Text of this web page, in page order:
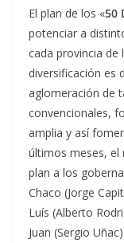
El plan de los «50
potenciar a
cada provincia de
diversificación es
aglomeración de
convencionales,
amplia y así
últimos meses, el
plan a los
Chaco (Jorge
Luís (Alberto
Juan (Sergio